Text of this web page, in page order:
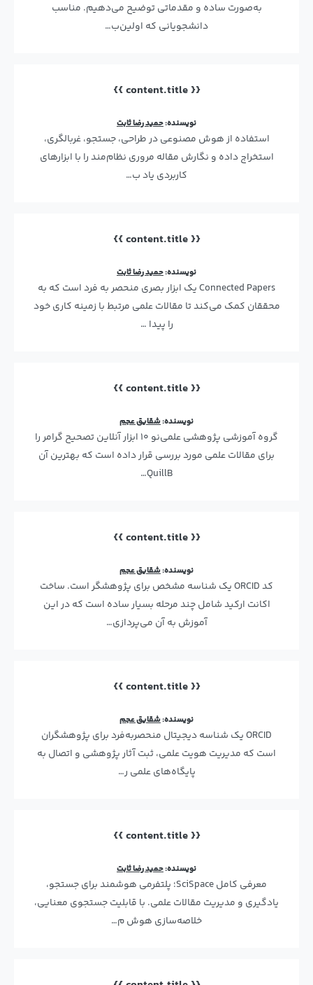
به‌صورت ساده و مقدماتی توضیح می‌دهیم. مناسب
دانشجویانی که اولین‌ب…
{{ content.title }}
نویسنده:حمید رضا ثابت
استفاده از هوش مصنوعی در طراحی، جستجو، غربالگری،
استخراج داده و نگارش مقاله مروری نظام‌مند را با ابزارهای
کاربردی یاد ب…
{{ content.title }}
نویسنده:حمید رضا ثابت
Connected Papers یک ابزار بصری منحصر به فرد است که به
محققان کمک می‌کند تا مقالات علمی مرتبط با زمینه کاری خود
را پیدا …
{{ content.title }}
نویسنده:شقایق عجم
گروه آموزشی پژوهشی علمی‌نو ۱۰ ابزار آنلاین تصحیح گرامر را
برای مقالات علمی مورد بررسی قرار داده است که بهترین آن
QuillB…
{{ content.title }}
نویسنده:شقایق عجم
کد ORCID یک شناسه مشخص برای پژوهشگر است. ساخت
اکانت ارکید شامل چند مرحله بسیار ساده است که در این
آموزش به آن می‌پردازی…
{{ content.title }}
نویسنده:شقایق عجم
ORCID یک شناسه دیجیتال منحصربه‌فرد برای پژوهشگران
است که مدیریت هویت علمی، ثبت آثار پژوهشی و اتصال به
پایگاه‌های علمی ر…
{{ content.title }}
نویسنده:حمید رضا ثابت
معرفی کامل SciSpace؛ پلتفرمی هوشمند برای جستجو،
یادگیری و مدیریت مقالات علمی. با قابلیت جستجوی معنایی،
خلاصه‌سازی هوش م…